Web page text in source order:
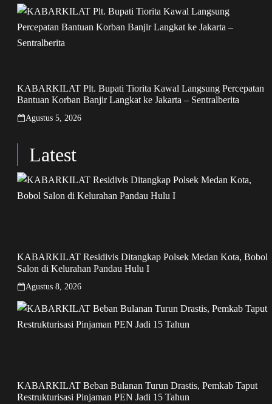
KABARKILAT Plt. Bupati Tiorita Kawal Langsung Percepatan
Bantuan Korban Banjir Langkat ke Jakarta – Sentralberita
Agustus 5, 2026
Latest
KABARKILAT Residivis Ditangkap Polsek Medan Kota, Bobol
Salon di Kelurahan Pandau Hulu I
Agustus 8, 2026
KABARKILAT Beban Bulanan Turun Drastis, Pemkab Taput
Restrukturisasi Pinjaman PEN Jadi 15 Tahun‎